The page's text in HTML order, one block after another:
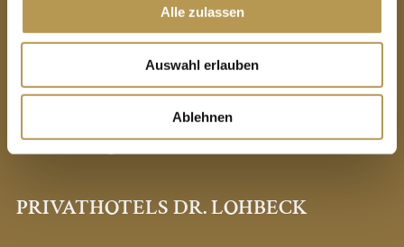
Alle zulassen
Auswahl erlauben
Ablehnen
Luitpoldstraße 9
E-Mail:info@schloss-edesheim.de
PRIVATHOTELS DR. LOHBECK